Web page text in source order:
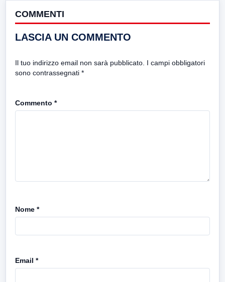
COMMENTI
LASCIA UN COMMENTO
Il tuo indirizzo email non sarà pubblicato. I campi obbligatori
sono contrassegnati *
Commento *
Nome *
Email *